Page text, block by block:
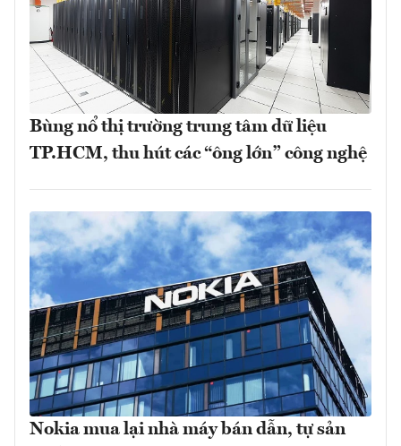
Bùng nổ thị trường trung tâm dữ liệu
TP.HCM, thu hút các “ông lớn” công nghệ
Nokia mua lại nhà máy bán dẫn, tự sản